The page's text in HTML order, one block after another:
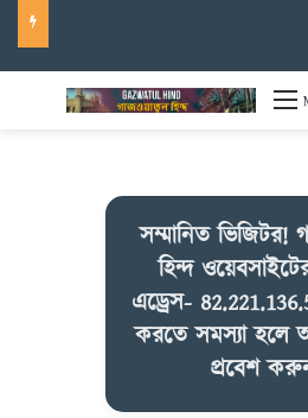
সম্মানিত ভিজিটর!
হিন্দ
এড্রেস-
করতে সমস্যা হলে
প্রবেশ